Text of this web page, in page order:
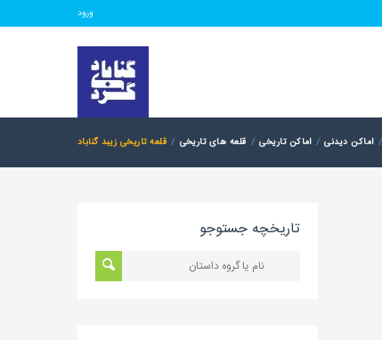
ورود
اماکن دیدنی اماکن تاریخی قلعه های تاریخی قلعه تاریخی زیبد گناباد
تاریخچه جستوجو